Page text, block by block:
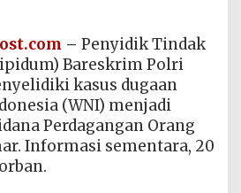
– Penyidik Tindak
Bareskrim Polri
kasus dugaan
(WNI) menjadi
Perdagangan Orang
Informasi sementara, 20